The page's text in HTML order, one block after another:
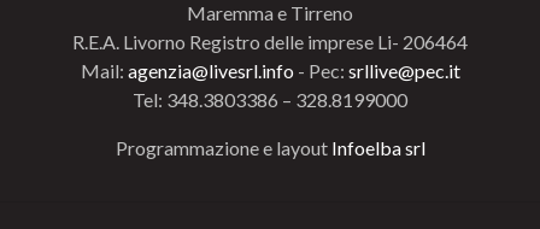
Maremma e Tirreno
R.E.A. Livorno Registro delle imprese Li- 206464
Mail: agenzia@livesrl.info - Pec: srllive@pec.it
Tel: 348.3803386 – 328.8199000
Programmazione e layout Infoelba srl